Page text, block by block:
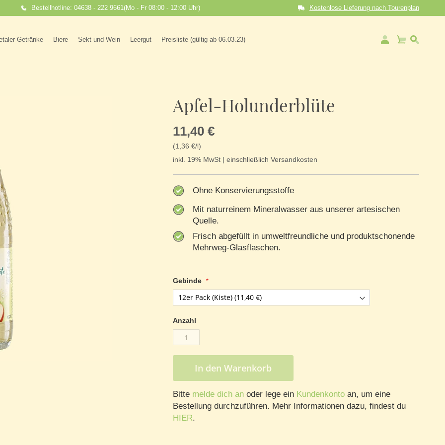
Bestellhotline: 04638 - 222 9661(Mo - Fr 08:00 - 12:00 Uhr) Kostenlose Lieferung nach Tourenplan
Getränke Biere Sekt und Wein Leergut Preisliste (gültig ab 06.03.23) Mein Warenkorb
Apfel-Holunderblüte
11,40 €
(1,36 €/l)
inkl. 19% MwSt | einschließlich Versandkosten
Ohne Konservierungsstoffe
Mit naturreinem Mineralwasser aus unserer artesischen
Quelle.
Frisch abgefüllt in umweltfreundliche und produktschonende
Mehrweg-Glasflaschen.
Gebinde
Anzahl
In den Warenkorb
Bitte melde dich an oder lege ein Kundenkonto an, um eine
Bestellung durchzuführen. Mehr Informationen dazu, findest du
HIER.